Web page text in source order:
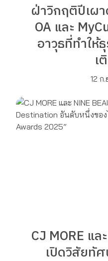
ฝ่าวิกฤติปีเผ
OA และ
อาวุธที่ทำให้
เ
12 ก
CJ MORE แล
เปิดวิสัยทั